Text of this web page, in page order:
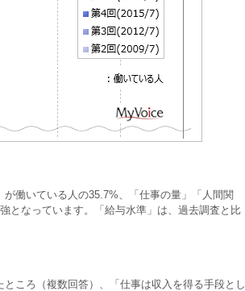
働いている人の35.7%、「仕事の量」「人間関
となっています。「給与水準」は、過去調査と比
ころ（複数回答）、「仕事は収入を得る手段とし